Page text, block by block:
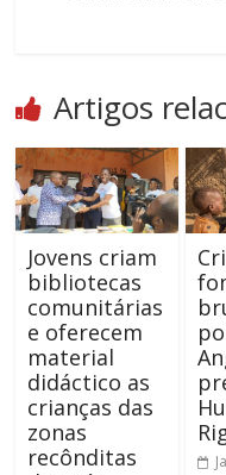
Artigos
Jovens criam
bibliotecas
comunitárias
e oferecem
material
didáctico as
crianças das
zonas
recônditas